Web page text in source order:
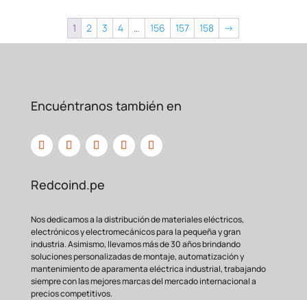
1 2 3 4 … 156 157 158 →
Encuéntranos también en
Redcoind.pe
Nos dedicamos a la distribución de materiales eléctricos,
electrónicos y electromecánicos para la pequeña y gran
industria. Asimismo, llevamos más de 30 años brindando
soluciones personalizadas de montaje, automatización y
mantenimiento de aparamenta eléctrica industrial, trabajando
siempre con las mejores marcas del mercado internacional a
precios competitivos.